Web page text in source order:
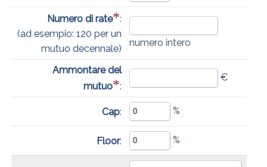
Numero di rate*:
(ad esempio: 120 per un
mutuo decennale)
numero intero
Ammontare del
mutuo*:
€
Cap: %
Floor: %